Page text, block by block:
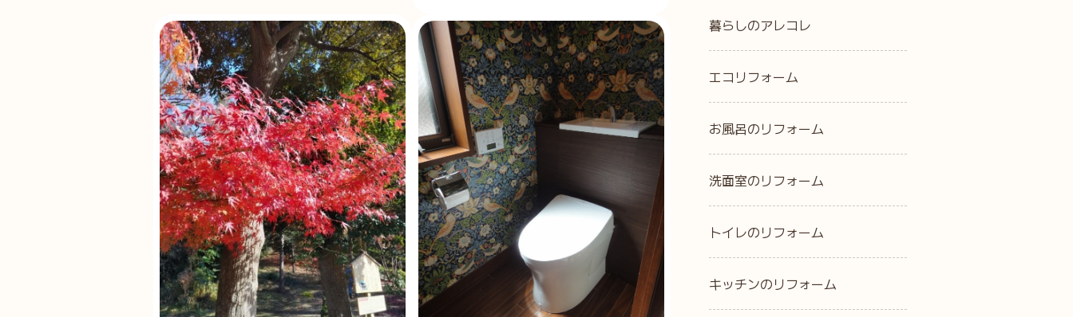
暮らしのアレコレ
エコリフォーム
お風呂のリフォーム
洗面室のリフォーム
トイレのリフォーム
キッチンのリフォーム